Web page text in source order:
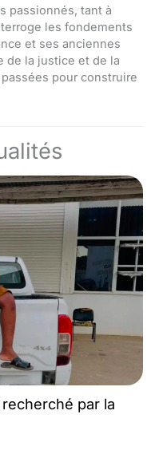
passionnés, tant à
les fondements
et ses anciennes
de la justice et de la
pour construire
par la